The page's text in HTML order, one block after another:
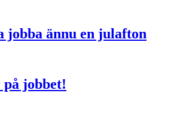
jobba ännu en julafton
jobbet!